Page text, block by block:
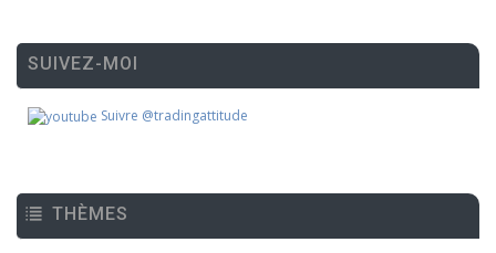
SUIVEZ-MOI
Suivre @tradingattitude
THÈMES